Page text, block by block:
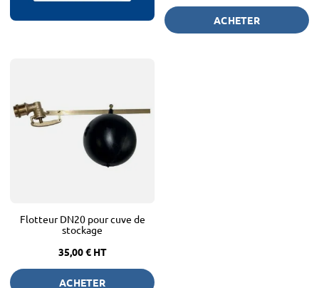
ACHETER
Flotteur DN20 pour cuve de
stockage
35,00 € HT
ACHETER